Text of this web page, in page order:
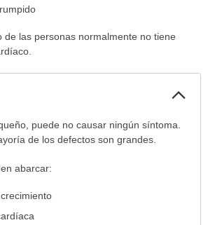
de las personas normalmente no tiene
puede no causar ningún síntoma.
de los defectos son grandes.
abarcar: